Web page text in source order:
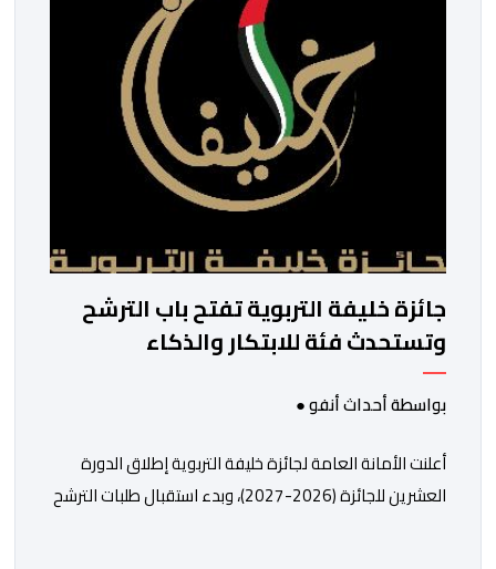
جائزة خليفة التربوية تفتح باب الترشح
وتستحدث فئة للابتكار والذكاء
الاصطناعي
بواسطة أحداث أنفو ●
أعلنت الأمانة العامة لجائزة خليفة التربوية إطلاق الدورة
العشرين للجائزة (2026-2027)، وبدء استقبال طلبات الترشح